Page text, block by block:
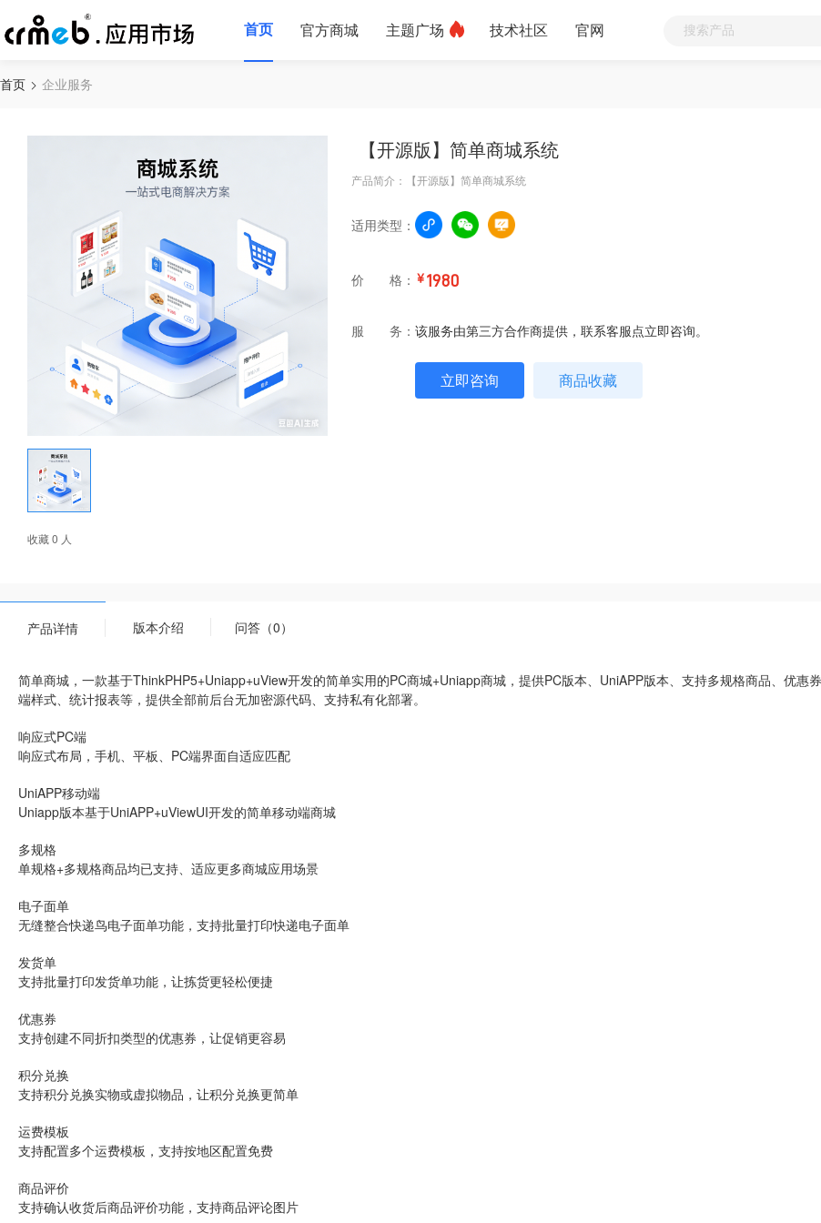
首页 官方商城 主题广场 技术社区 官网
首页 企业服务
收藏 0 人
【开源版】简单商城系统
产品简介：【开源版】简单商城系统
适用类型：
价 格： ￥1980
服 务： 该服务由第三方合作商提供，联系客服点立即咨询。
立即咨询 商品收藏
产品详情 版本介绍 问答（0）
简单商城，一款基于ThinkPHP5+Uniapp+uView开发的简单实用的PC商城+Uniapp商城，提供PC版本、UniAPP版本、支持多规格商品、优惠
端样式、统计报表等，提供全部前后台无加密源代码、支持私有化部署。
响应式PC端
响应式布局，手机、平板、PC端界面自适应匹配
UniAPP移动端
Uniapp版本基于UniAPP+uViewUI开发的简单移动端商城
多规格
单规格+多规格商品均已支持、适应更多商城应用场景
电子面单
无缝整合快递鸟电子面单功能，支持批量打印快递电子面单
发货单
支持批量打印发货单功能，让拣货更轻松便捷
优惠券
支持创建不同折扣类型的优惠券，让促销更容易
积分兑换
支持积分兑换实物或虚拟物品，让积分兑换更简单
运费模板
支持配置多个运费模板，支持按地区配置免费
商品评价
支持确认收货后商品评价功能，支持商品评论图片